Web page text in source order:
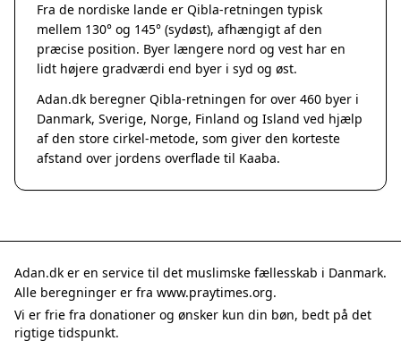
Hedensted
Hinnerup
Hobro
Mariager
Odder
Purhus
Rønde
Tranbjerg
Trustrup
Billund
Fra de nordiske lande er Qibla-retningen typisk
mellem 130° og 145° (sydøst), afhængigt af den
præcise position. Byer længere nord og vest har en
lidt højere gradværdi end byer i syd og øst.
Adan.dk beregner Qibla-retningen for over 460 byer i
Danmark, Sverige, Norge, Finland og Island ved hjælp
af den store cirkel-metode, som giver den korteste
afstand over jordens overflade til Kaaba.
Adan.dk er en service til det muslimske fællesskab i Danmark.
Alle beregninger er fra www.praytimes.org.
Vi er frie fra donationer og ønsker kun din bøn, bedt på det
rigtige tidspunkt.